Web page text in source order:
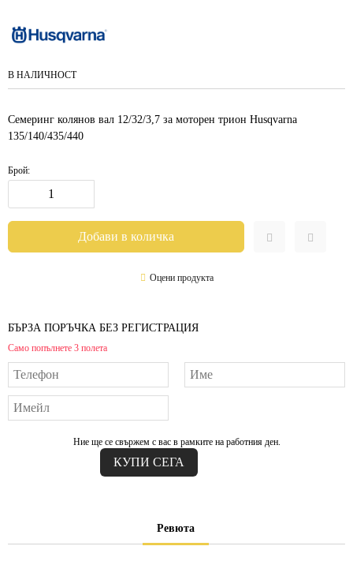
В НАЛИЧНОСТ
Семеринг колянов вал 12/32/3,7 за моторен трион Husqvarna
135/140/435/440
Брой:
Оцени продукта
БЪРЗА ПОРЪЧКА БЕЗ РЕГИСТРАЦИЯ
Само попълнете 3 полета
Ние ще се свържем с вас в рамките на работния ден.
Ревюта